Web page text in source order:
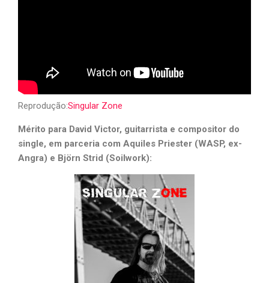
Reprodução:Singular Zone
Mérito para David Victor, guitarrista e compositor do
single, em parceria com Aquiles Priester (WASP, ex-
Angra) e Björn Strid (Soilwork):